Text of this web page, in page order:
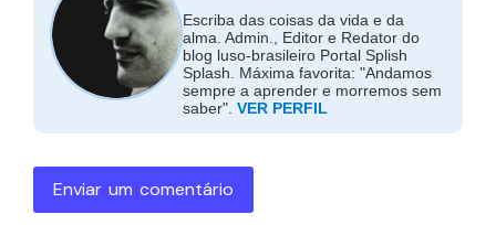
Escriba das coisas da vida e da
alma. Admin., Editor e Redator do
blog luso-brasileiro Portal Splish
Splash. Máxima favorita: "Andamos
sempre a aprender e morremos sem
saber". VER PERFIL
Enviar um comentário